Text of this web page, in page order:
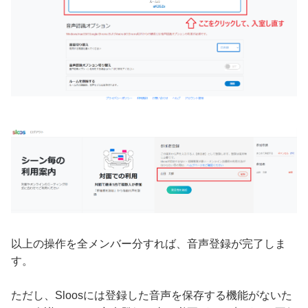
以上の操作を全メンバー分すれば、音声登録が完了しま
す。
ただし、Sloosには登録した音声を保存する機能がないた